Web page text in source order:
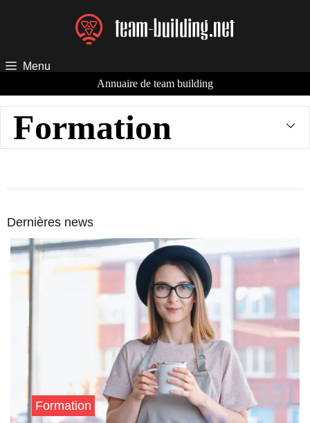
Menu
Annuaire de team building
Formation
Dernières news
Formation